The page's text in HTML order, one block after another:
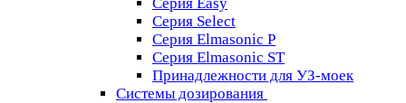
Серия Select
Серия Elmasonic P
Серия Elmasonic ST
Принадлежности для УЗ-моек
Системы дозирования